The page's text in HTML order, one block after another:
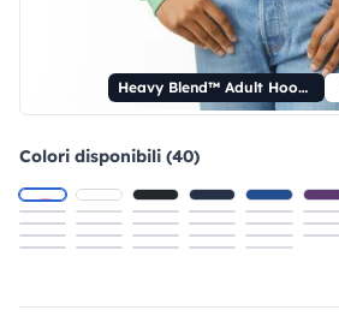
Heavy Blend™ Adult Hooded Sweatshirt
Colori disponibili (40)